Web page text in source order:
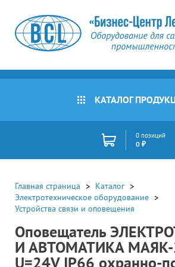
КАТАЛОГ
0 позиций
0 ₽
Главная страница
Каталог
Электротехническое оборудование
Устройства связи и оповещения
Оповещатель
И АВТОМАТИКА
U=24V IP66 охранно-